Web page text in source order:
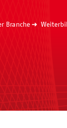
Branche